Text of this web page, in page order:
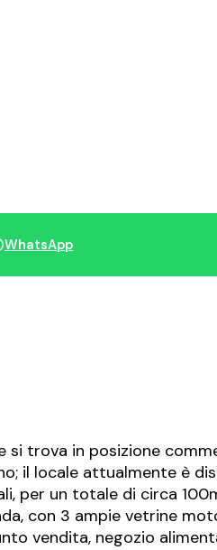
WhatsApp
si trova in posizione
il locale attualmente è
per un totale di circa
con 3 ampie vetrine
negozio